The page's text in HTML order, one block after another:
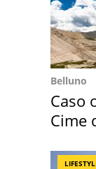
Belluno
Caso
Cime